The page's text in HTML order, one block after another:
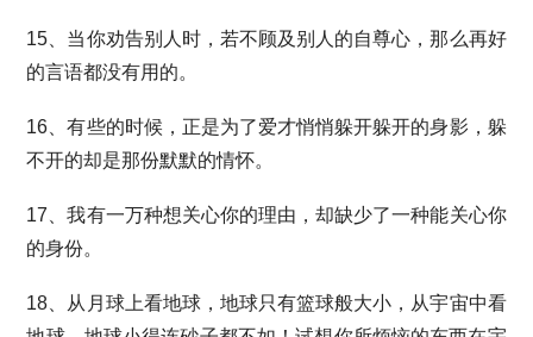
15、当你劝告别人时，若不顾及别人的自尊心，那么再好
的言语都没有用的。
16、有些的时候，正是为了爱才悄悄躲开躲开的身影，躲
不开的却是那份默默的情怀。
17、我有一万种想关心你的理由，却缺少了一种能关心你
的身份。
18、从月球上看地球，地球只有篮球般大小，从宇宙中看